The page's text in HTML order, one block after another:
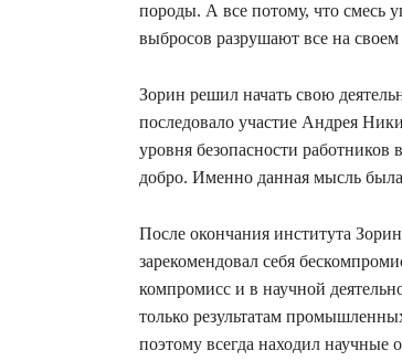
породы. А все потому, что смесь
выбросов разрушают все на
Зорин решил начать свою
последовало участие Андрея
уровня безопасности работников
добро. Именно данная мысль
После окончания института
зарекомендовал себя
компромисс и в научной
только результатам
поэтому всегда находил научные